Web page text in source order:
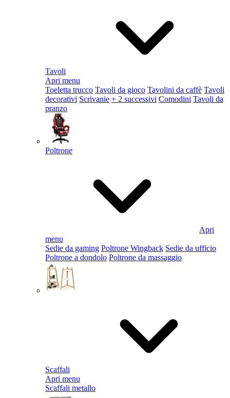
Tavoli
Apri menu
Toeletta trucco Tavoli da gioco Tavolini da caffè Tavoli
decorativi Scrivanie + 2 successivi Comodini Tavoli da
pranzo
Poltrone
Apri
menu
Sedie da gaming Poltrone Wingback Sedie da ufficio
Poltrone a dondolo Poltrone da massaggio
Scaffali
Apri menu
Scaffali metallo